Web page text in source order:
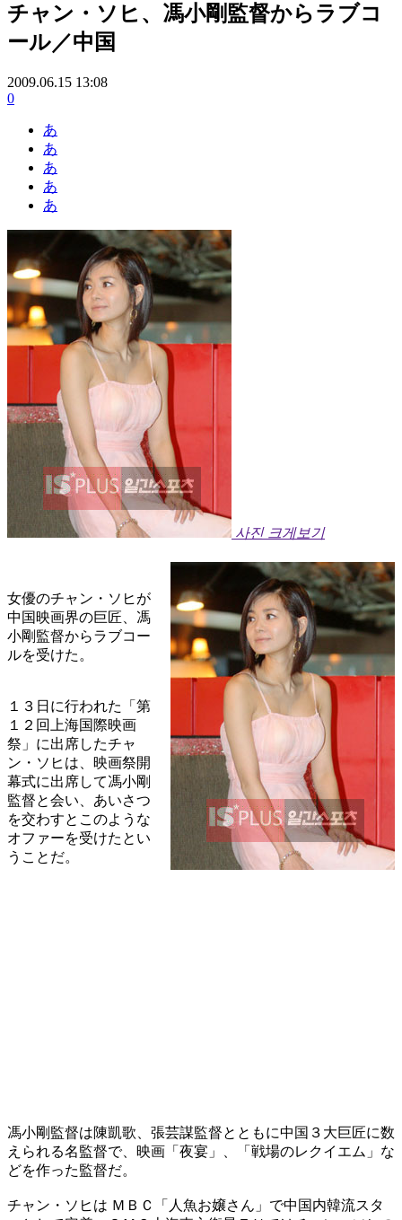
チャン・ソヒ、馮小剛監督からラブコ
ール／中国
2009.06.15 13:08
0
あ
あ
あ
あ
あ
사진 크게보기
女優のチャン・ソヒが
中国映画界の巨匠、馮
小剛監督からラブコー
ルを受けた。
１３日に行われた「第
１２回上海国際映画
祭」に出席したチャ
ン・ソヒは、映画祭開
幕式に出席して馮小剛
監督と会い、あいさつ
を交わすとこのような
オファーを受けたとい
うことだ。
馮小剛監督は陳凱歌、張芸謀監督とともに中国３大巨匠に数
えられる名監督で、映画「夜宴」、「戦場のレクイエム」な
どを作った監督だ。
チャン・ソヒは ＭＢＣ「人魚お嬢さん」で中国内韓流スタ